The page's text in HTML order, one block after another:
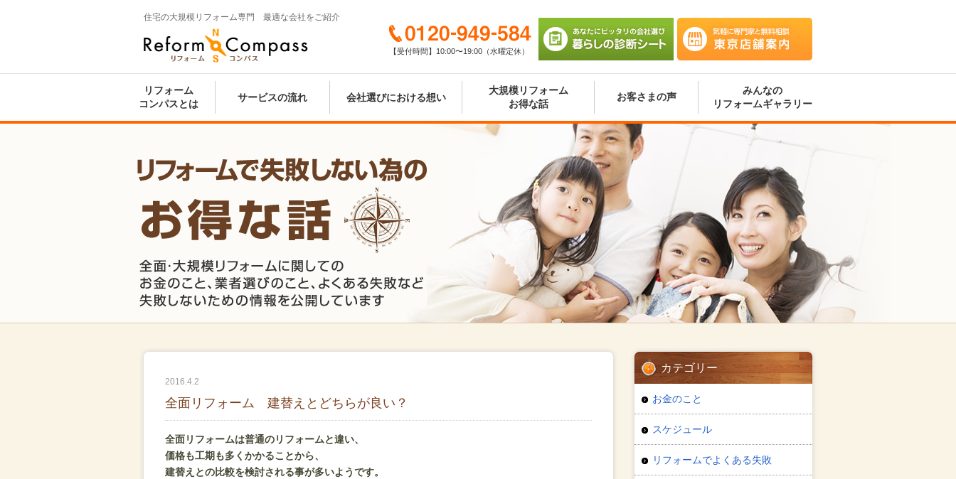
住宅の大規模リフォーム専門 最適な会社をご紹介
ス
店舗案内
び 暮らしの診断シート
0120-949-584
【受付時間】10:00〜19:00（水曜定休）
リフォーム
コンパスとは
サービスの流れ 会社選びにおける想い
大規模リフォーム
お得な話
お客さまの声
みんなの
リフォームギャラリー
2016.4.2
全面リフォーム 建替えとどちらが良い？
全面リフォームは普通のリフォームと違い、
価格も工期も多くかかることから、
建替えとの比較を検討される事が多いようです。
カテゴリー
お金のこと
スケジュール
リフォームでよくある失敗